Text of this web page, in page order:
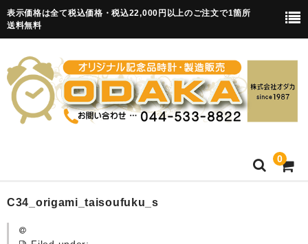
表示価格は全て税込価格・税込22,000円以上のご注文で1箇所
送料無料
0
HOME
卒園記念品
C34_origami_taisoufuku_s